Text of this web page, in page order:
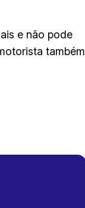
e não pode
também